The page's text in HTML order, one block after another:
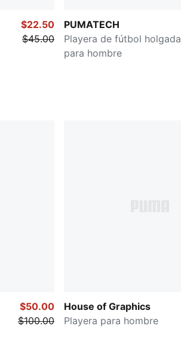
$22.50
$45.00
PUMATECH
Playera de fútbol holgada
para hombre
$50.00
$100.00
House of Graphics
Playera para hombre